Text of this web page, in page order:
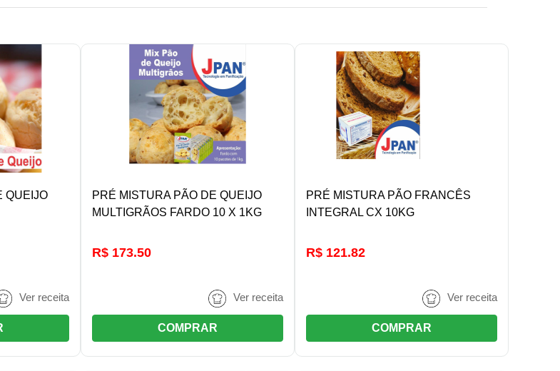
QUEIJO
Ver receita
DETALHES/COMPRAR
PRÉ MISTURA PÃO DE QUEIJO
MULTIGRÃOS FARDO 10 X 1KG
R$ 173.50
Ver receita
COMPRAR
DETALHES/COMPRAR
PRÉ MISTURA PÃO FRANCÊS
INTEGRAL CX 10KG
R$ 121.82
Ver receita
COMPRAR